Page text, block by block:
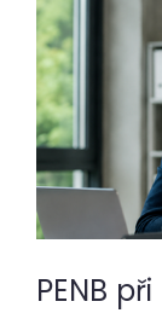
PENB